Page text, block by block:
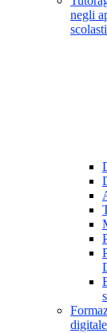
negli